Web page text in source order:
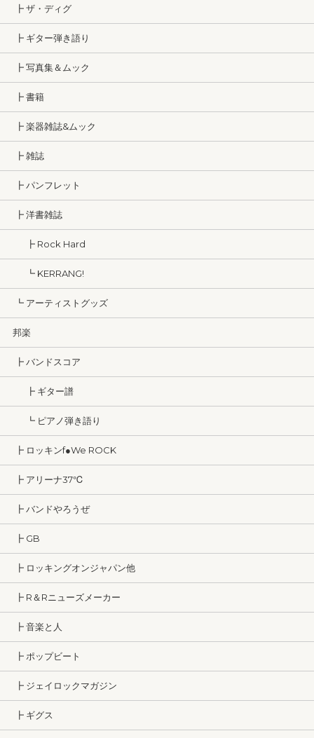
┣ ザ・ディグ
┣ ギター弾き語り
┣ 写真集＆ムック
┣ 書籍
┣ 楽器雑誌&ムック
┣ 雑誌
┣ パンフレット
┣ 洋書雑誌
┣ Rock Hard
┗ KERRANG!
┗ アーティストグッズ
邦楽
┣ バンドスコア
┣ ギター譜
┗ ピアノ弾き語り
┣ ロッキンf●We ROCK
┣ アリーナ37℃
┣ バンドやろうぜ
┣ GB
┣ ロッキングオンジャパン他
┣ R＆Rニューズメーカー
┣ 音楽と人
┣ ポップビート
┣ ジェイロックマガジン
┣ ギグス